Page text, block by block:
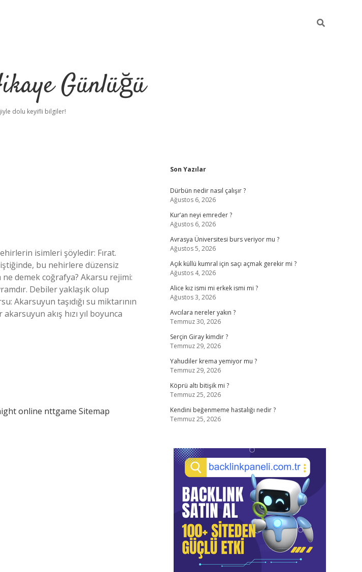
Günlüğü
dolu keyifli bilgiler!
isimleri şöyledir: Fırat.
bu nehirlere düzensiz
demek coğrafya? Akarsu rejimi:
Debiler yaklaşık olup
Akarsuyun taşıdığı su miktarının
akış hızı yıl boyunca
online nttgame Sitemap
Sidebar
Son Yazılar
Dürbün nedir nasıl çalışır ?
Ağustos 6, 2026
Kur’an neyi emreder ?
Ağustos 6, 2026
Avrasya Üniversitesi burs veriyor mu ?
Ağustos 5, 2026
Açık küllü kumral için saçı açmak gerekir mi ?
Ağustos 4, 2026
Alice kız ismi mi erkek ismi mi ?
Ağustos 3, 2026
Avcılara nereler yakın ?
Temmuz 30, 2026
Serçin Giray kimdir ?
Temmuz 29, 2026
Yahudiler krema yemiyor mu ?
Temmuz 29, 2026
Köprü altı bitişik mi ?
Temmuz 25, 2026
Kendini beğenmeme hastalığı nedir ?
Temmuz 25, 2026